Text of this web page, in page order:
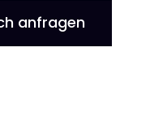
anfragen